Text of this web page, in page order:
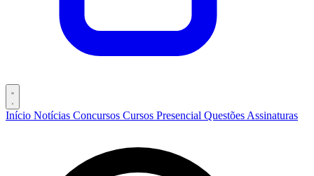
Início Notícias Concursos Cursos Presencial Questões Assinaturas